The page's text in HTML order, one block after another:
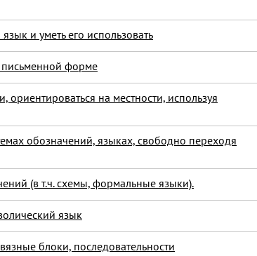
и уметь его использовать
письменной форме
ориентироваться на местности, используя
обозначений, языках, свободно переходя
(в т.ч. схемы, формальные языки).
язык
блоки, последовательности